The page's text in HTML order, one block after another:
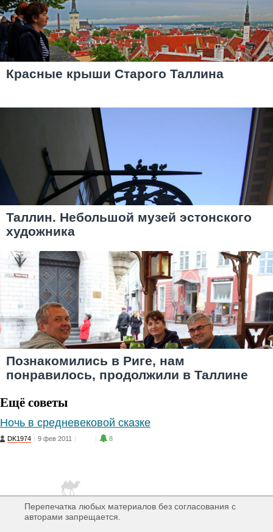
Красные крыши Старого Таллина
Таллин. Небольшой музей эстонского
художника
Познакомились в Риге, нам
понравилось, продолжили в Таллине
Ещё советы
Ночь в средневековой сказке
DK1974 | 9 фев 2011 | | 8
Перепечатка любых материалов без согласования с
авторами запрещается.